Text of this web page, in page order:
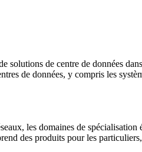
solutions de centre de données
de données, y compris les
les domaines de
des produits pour les